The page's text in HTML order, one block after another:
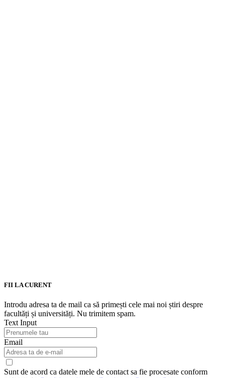
FII LA CURENT
Introdu adresa ta de mail ca să primești cele mai noi știri despre
facultăți și universități. Nu trimitem spam.
Text Input
Email
Sunt de acord ca datele mele de contact sa fie procesate conform